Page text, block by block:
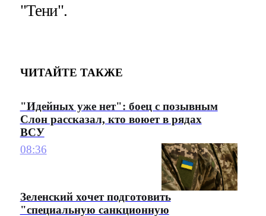
"Тени".
ЧИТАЙТЕ ТАКЖЕ
"Идейных уже нет": боец с позывным
Слон рассказал, кто воюет в рядах
ВСУ
08:36
Зеленский хочет подготовить
"специальную санкционную